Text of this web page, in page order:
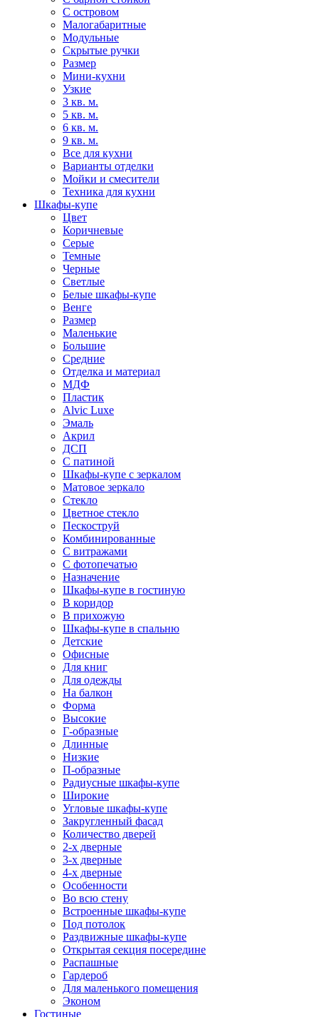
С островом
Малогабаритные
Модульные
Скрытые ручки
Размер
Мини-кухни
Узкие
3 кв. м.
5 кв. м.
6 кв. м.
9 кв. м.
Все для кухни
Варианты отделки
Мойки и смесители
Техника для кухни
Шкафы-купе
Цвет
Коричневые
Серые
Темные
Черные
Светлые
Белые шкафы-купе
Венге
Размер
Маленькие
Большие
Средние
Отделка и материал
МДФ
Пластик
Alvic Luxe
Эмаль
Акрил
ДСП
С патиной
Шкафы-купе с зеркалом
Матовое зеркало
Стекло
Цветное стекло
Пескоструй
Комбинированные
С витражами
С фотопечатью
Назначение
Шкафы-купе в гостиную
В коридор
В прихожую
Шкафы-купе в спальню
Детские
Офисные
Для книг
Для одежды
На балкон
Форма
Высокие
Г-образные
Длинные
Низкие
П-образные
Радиусные шкафы-купе
Широкие
Угловые шкафы-купе
Закругленный фасад
Количество дверей
2-х дверные
3-х дверные
4-х дверные
Особенности
Во всю стену
Встроенные шкафы-купе
Под потолок
Раздвижные шкафы-купе
Открытая секция посередине
Распашные
Гардероб
Для маленького помещения
Эконом
Гостиные